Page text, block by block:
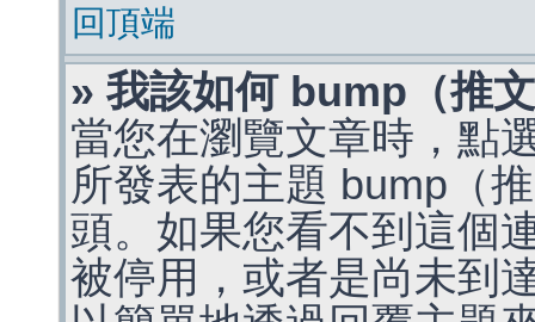
回頂端
» 我該如何 bump（推
當您在瀏覽文章時，點
所發表的主題 bump（
頭。如果您看不到這個
被停用，或者是尚未到